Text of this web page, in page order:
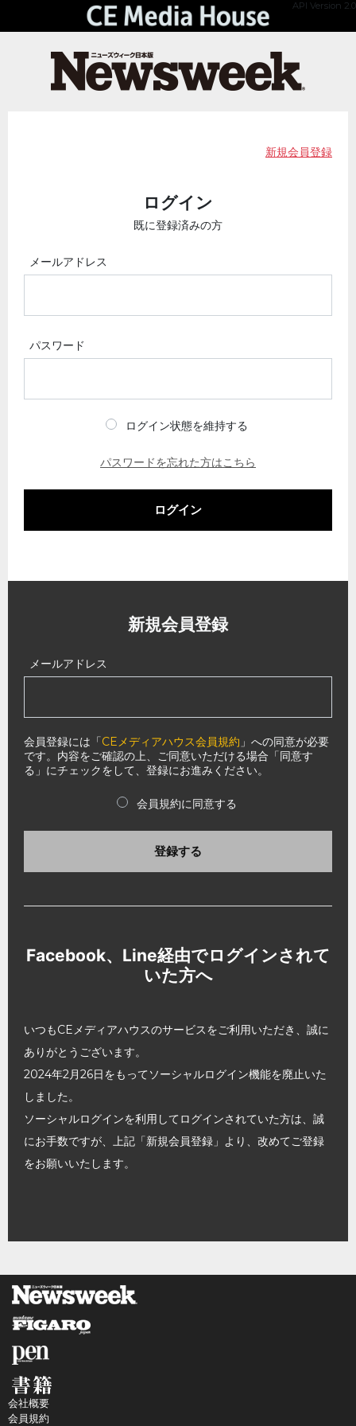
API Version 2.0
新規会員登録
ログイン
既に登録済みの方
メールアドレス
パスワード
ログイン状態を維持する
パスワードを忘れた方はこちら
ログイン
新規会員登録
メールアドレス
会員登録には「CEメディアハウス会員規約 」への同意が必要
です。内容をご確認の上、ご同意いただける場合「同意す
る」にチェックをして、登録にお進みください。
会員規約に同意する
登録する
Facebook、Line経由でログインされて
いた方へ
いつもCEメディアハウスのサービスをご利用いただき、誠に
ありがとうございます。
2024年2月26日をもってソーシャルログイン機能を廃止いた
しました。
ソーシャルログインを利用してログインされていた方は、誠
にお手数ですが、上記「新規会員登録」より、改めてご登録
をお願いいたします。
会社概要
会員規約